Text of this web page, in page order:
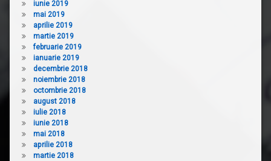
iunie 2019
mai 2019
aprilie 2019
martie 2019
februarie 2019
ianuarie 2019
decembrie 2018
noiembrie 2018
octombrie 2018
august 2018
iulie 2018
iunie 2018
mai 2018
aprilie 2018
martie 2018